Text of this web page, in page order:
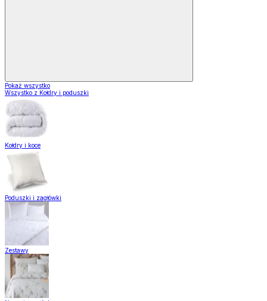
Pokaż wszystko
Wszystko z Kołdry i poduszki
Kołdry i koce
Poduszki i zagłówki
Zestawy